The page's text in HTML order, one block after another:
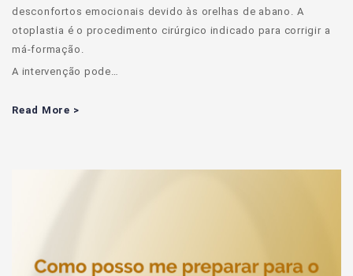
desconfortos emocionais devido às orelhas de abano. A
otoplastia é o procedimento cirúrgico indicado para corrigir a
má-formação.
A intervenção pode…
Read More >